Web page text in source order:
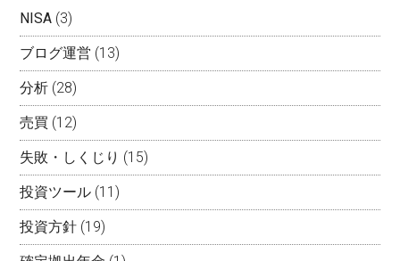
NISA (3)
ブログ運営 (13)
分析 (28)
売買 (12)
失敗・しくじり (15)
投資ツール (11)
投資方針 (19)